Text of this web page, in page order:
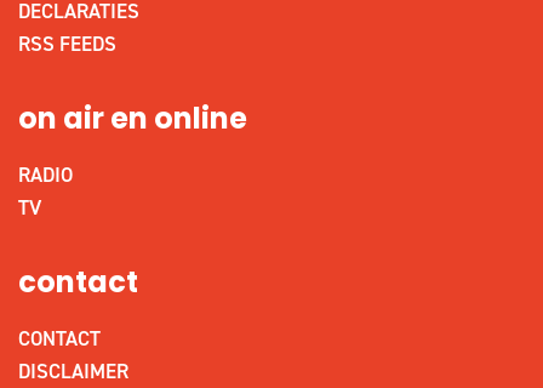
DECLARATIES
RSS FEEDS
on air en online
RADIO
TV
contact
CONTACT
DISCLAIMER